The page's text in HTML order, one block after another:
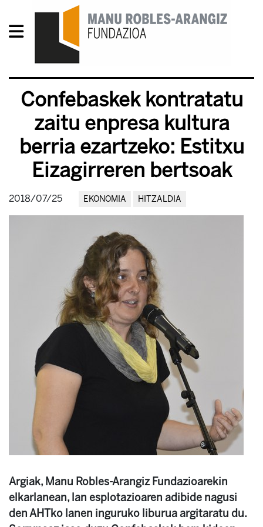
Confebaskek kontratatu
zaitu enpresa kultura
berria ezartzeko: Estitxu
Eizagirreren bertsoak
2018/07/25 EKONOMIA HITZALDIA
Argiak, Manu Robles-Arangiz Fundazioarekin
elkarlanean, lan esplotazioaren adibide nagusi
den AHTko lanen inguruko liburua argitaratu du.